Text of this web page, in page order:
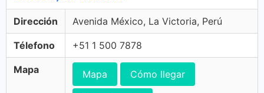
Dirección Avenida México, La Victoria, Perú
Télefono +51 1 500 7878
Mapa Mapa Cómo llegar